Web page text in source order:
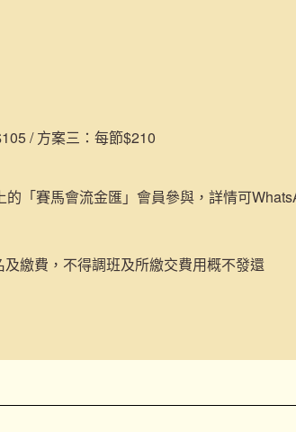
/ 方案三：每節$210
的「賽馬會流金匯」會員參與，詳情可
繳費，不得調班及所繳交費用概不發還